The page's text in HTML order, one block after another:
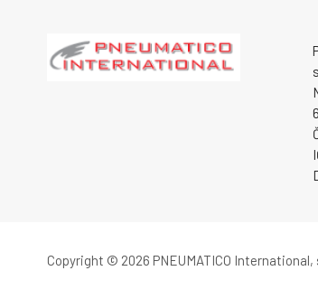
Copyright © 2026 PNEUMATICO International,